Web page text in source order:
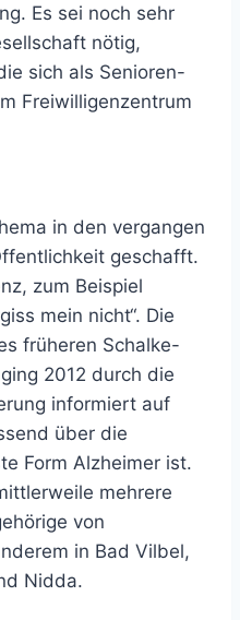
Es sei noch sehr
nötig,
sich als Senioren-
Freiwilligenzentrum
in den vergangen
geschafft.
zum Beispiel
mein nicht“. Die
früheren Schalke-
2012 durch die
informiert auf
über die
Form Alzheimer ist.
mehrere
von
in Bad Vilbel,
Nidda.